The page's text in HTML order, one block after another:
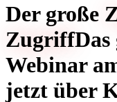
Der große
Zugriff
Webinar
jetzt über